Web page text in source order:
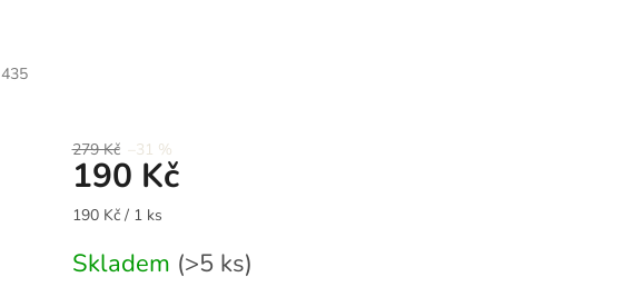
435
279 Kč –31 %
190 Kč
Měrná
190 Kč / 1 ks
Skladem (>5 ks)